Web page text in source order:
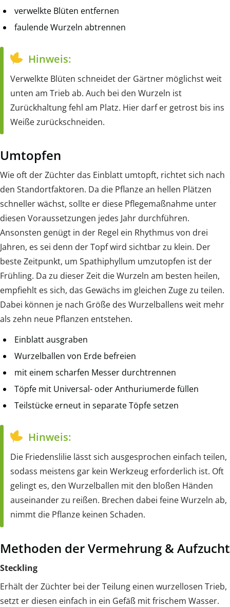
verwelkte Blüten entfernen
faulende Wurzeln abtrennen
Hinweis:
Verwelkte Blüten schneidet der Gärtner möglichst weit
unten am Trieb ab. Auch bei den Wurzeln ist
Zurückhaltung fehl am Platz. Hier darf er getrost bis ins
Weiße zurückschneiden.
Umtopfen
Wie oft der Züchter das Einblatt umtopft, richtet sich nach
den Standortfaktoren. Da die Pflanze an hellen Plätzen
schneller wächst, sollte er diese Pflegemaßnahme unter
diesen Voraussetzungen jedes Jahr durchführen.
Ansonsten genügt in der Regel ein Rhythmus von drei
Jahren, es sei denn der Topf wird sichtbar zu klein. Der
beste Zeitpunkt, um Spathiphyllum umzutopfen ist der
Frühling. Da zu dieser Zeit die Wurzeln am besten heilen,
empfiehlt es sich, das Gewächs im gleichen Zuge zu teilen.
Dabei können je nach Größe des Wurzelballens weit mehr
als zehn neue Pflanzen entstehen.
Einblatt ausgraben
Wurzelballen von Erde befreien
mit einem scharfen Messer durchtrennen
Töpfe mit Universal- oder Anthuriumerde füllen
Teilstücke erneut in separate Töpfe setzen
Hinweis:
Die Friedenslilie lässt sich ausgesprochen einfach teilen,
sodass meistens gar kein Werkzeug erforderlich ist. Oft
gelingt es, den Wurzelballen mit den bloßen Händen
auseinander zu reißen. Brechen dabei feine Wurzeln ab,
nimmt die Pflanze keinen Schaden.
Methoden der Vermehrung & Aufzucht
Steckling
Erhält der Züchter bei der Teilung einen wurzellosen Trieb,
setzt er diesen einfach in ein Gefäß mit frischem Wasser.